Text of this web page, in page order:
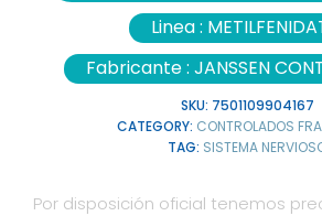
Linea :
Fabricante : JANSSEN
SKU: 7501109904167
CATEGORY: CONTROLADOS
TAG: SISTEMA
Por disposición oficial tenemos